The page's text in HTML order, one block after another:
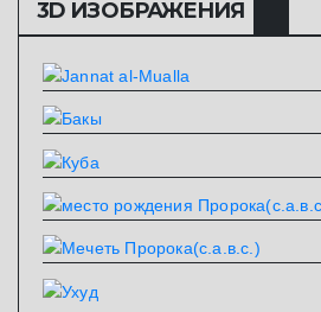
3D ИЗОБРАЖЕНИЯ